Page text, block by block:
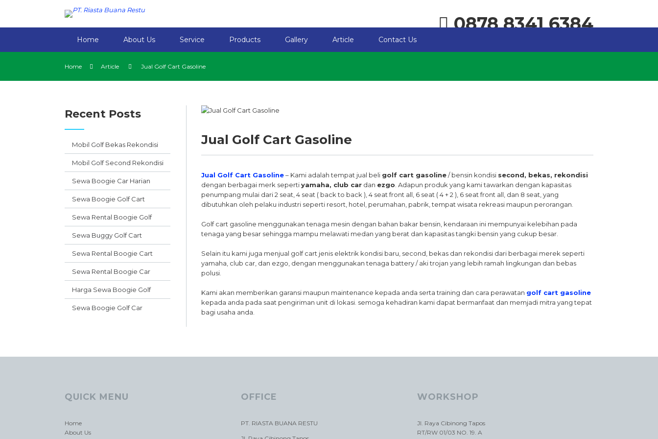
0878 8341 6384
Home About Us Service Products Gallery Article Contact Us
Home Article Jual Golf Cart Gasoline
Recent Posts
Mobil Golf Bekas Rekondisi
Mobil Golf Second Rekondisi
Sewa Boogie Car Harian
Sewa Boogie Golf Cart
Sewa Rental Boogie Golf
Sewa Buggy Golf Cart
Sewa Rental Boogie Cart
Sewa Rental Boogie Car
Harga Sewa Boogie Golf
Sewa Boogie Golf Car
Jual Golf Cart Gasoline
Jual Golf Cart Gasoline– Kami adalah tempat jual beli golf cart gasoline/ bensin kondisi second, bekas, rekondisi
dengan berbagai merk sepertiyamaha, club car dan ezgo . Adapun produk yang kami tawarkan dengan kapasitas
penumpang mulai dari 2 seat, 4 seat ( back to back ), 4 seat front all, 6 seat ( 4 + 2 ), 6 seat front all, dan 8 seat, yang
dibutuhkan oleh pelaku industri seperti resort, hotel, perumahan, pabrik, tempat wisata rekreasi maupun perorangan.
Golf cart gasoline menggunakan tenaga mesin dengan bahan bakar bensin, kendaraan ini mempunyai kelebihan pada
tenaga yang besar sehingga mampu melawati medan yang berat dan kapasitas tangki bensin yang cukup besar.
Selain itu kami juga menjual golf cart jenis elektrik kondisi baru, second, bekas dan rekondisi dari berbagai merek seperti
yamaha, club car, dan ezgo, dengan menggunakan tenaga battery / aki trojan yang lebih ramah lingkungan dan bebas
polusi.
Kami akan memberikan garansi maupun maintenance kepada anda serta training dan cara perawatan golf cart gasoline
kepada anda pada saat pengiriman unit di lokasi. semoga kehadiran kami dapat bermanfaat dan memjadi mitra yang tepat
bagi usaha anda.
QUICK MENU
Home
About Us
OFFICE
PT. RIASTA BUANA RESTU
WORKSHOP
Jl. Raya Cibinong Tapos
RT/RW 01/03 NO. 19. A